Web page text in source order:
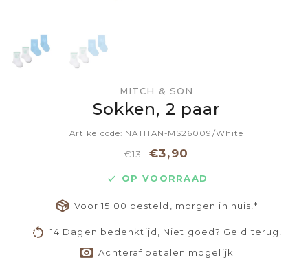
MITCH & SON
Sokken, 2 paar
Artikelcode: NATHAN-MS26009/White
€13 €3,90
OP VOORRAAD
Voor 15:00 besteld, morgen in huis!*
14 Dagen bedenktijd, Niet goed? Geld terug!
Achteraf betalen mogelijk